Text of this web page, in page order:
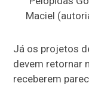
Maciel
Já os projetos
devem retornar
receberem